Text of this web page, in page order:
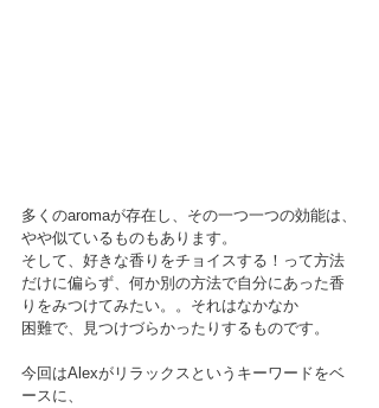
多くのaromaが存在し、その一つ一つの効能は、
やや似ているものもあります。
そして、好きな香りをチョイスする！って方法
だけに偏らず、何か別の方法で自分にあった香
りをみつけてみたい。。それはなかなか
困難で、見つけづらかったりするものです。
今回はAlexがリラックスというキーワードをベ
ースに、